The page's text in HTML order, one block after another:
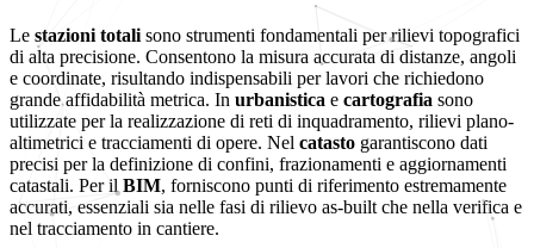
Le stazioni totali sono strumenti fondamentali per rilievi topografici
di alta precisione. Consentono la misura accurata di distanze, angoli
e coordinate, risultando indispensabili per lavori che richiedono
grande affidabilità metrica. In urbanistica e cartografia sono
utilizzate per la realizzazione di reti di inquadramento, rilievi plano-
altimetrici e tracciamenti di opere. Nel catasto garantiscono dati
precisi per la definizione di confini, frazionamenti e aggiornamenti
catastali. Per il BIM, forniscono punti di riferimento estremamente
accurati, essenziali sia nelle fasi di rilievo as-built che nella verifica e
nel tracciamento in cantiere.